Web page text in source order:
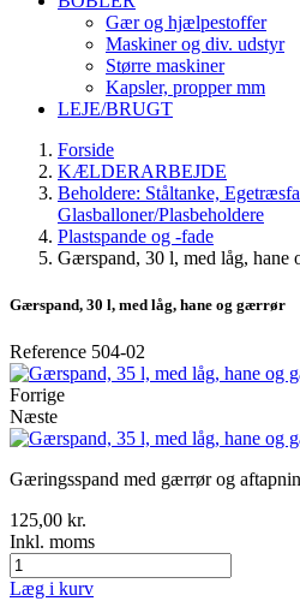
Gær og hjælpestoffer
Maskiner og div. udstyr
Større maskiner
Kapsler, propper mm
LEJE/BRUGT
Forside
KÆLDERARBEJDE
Beholdere: Ståltanke,
Glasballoner/Plasbeholdere
Plastspande og -fade
Gærspand, 30 l, med låg, hane
Gærspand, 30 l, med låg, hane og gærrør
Reference 504-02
Forrige
Næste
Gæringsspand med gærrør og
125,00 kr.
Inkl. moms
Læg i kurv